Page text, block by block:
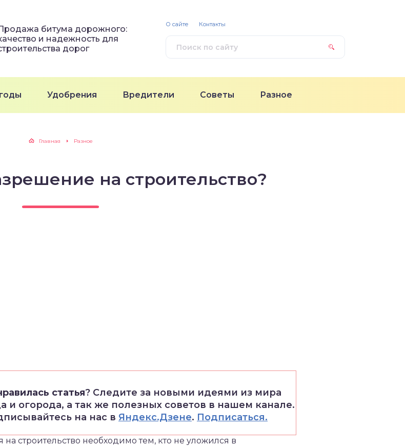
битума дорожного:
и надежность для
дорог
Удобрения Вредители Советы Разное
О сайте Контакты
Главная Разное
на строительство?
статья? Следите за новыми идеями из мира
и огорода, а так же полезных советов в нашем канале.
на нас в Яндекс.Дзене. Подписаться.
строительство необходимо тем, кто не уложился в